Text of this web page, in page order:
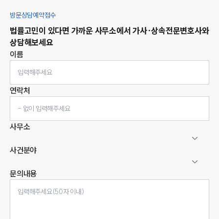
방문상담예약접수
법률고민이 있다면 가까운 사무소에서 가사·상속전문변호사와
상담해보세요
이름
연락처
사무소
사건분야
문의내용